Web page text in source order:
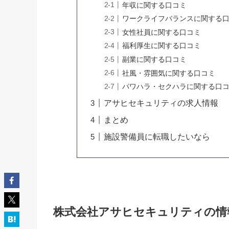
年収に関する口コミ
ワークライフバランスに関する
女性社員に関する口コミ
福利厚生に関する口コミ
副業に関する口コミ
社風・雰囲気に関する口コミ
パワハラ・セクハラに関する口コ
アサヒセキュリティの求人情報
まとめ
施設警備員に転職したいなら
株式会社アサヒセキュリティの情